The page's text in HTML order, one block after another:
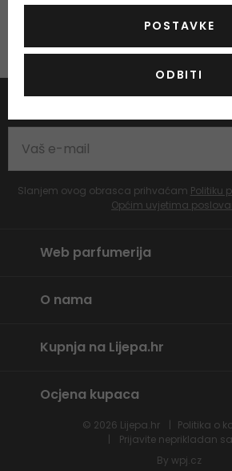
Slanjem ovog obrasca prihvaćam Politiku
Općim uvjetima
Web parfumerija
O nama
Kupnja na Lijepa.hr
Ocjena kupaca
© 2026 Lijepa.hr
Politika o
Prijavite neprikladan
By wpj.cz
POSTAVKE
ODBITI